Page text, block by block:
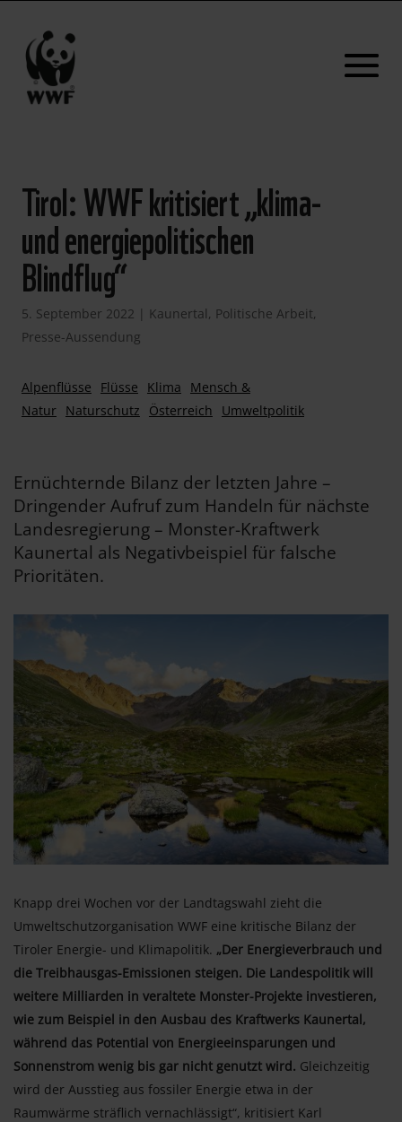
Tirol: WWF kritisiert „klima-
und energiepolitischen
Blindflug“
5. September 2022 | Kaunertal, Politische Arbeit,
Presse-Aussendung
Alpenflüsse Flüsse Klima
Mensch &
Natur Naturschutz Österreich Umweltpolitik
Ernüchternde Bilanz der letzten Jahre –
Dringender Aufruf zum Handeln für nächste
Landesregierung – Monster-Kraftwerk
Kaunertal als Negativbeispiel für falsche
Prioritäten.
Knapp drei Wochen vor der Landtagswahl zieht die
Umweltschutzorganisation WWF eine kritische Bilanz der
Tiroler Energie- und Klimapolitik. „Der Energieverbrauch und
die Treibhausgas-Emissionen steigen. Die Landespolitik will
weitere Milliarden in veraltete Monster-Projekte investieren,
wie zum Beispiel in den Ausbau des Kraftwerks Kaunertal,
während das Potential von Energieeinsparungen und
Sonnenstrom wenig bis gar nicht genutzt wird. Gleichzeitig
wird der Ausstieg aus fossiler Energie etwa in der
Raumwärme sträflich vernachlässigt“, kritisiert Karl